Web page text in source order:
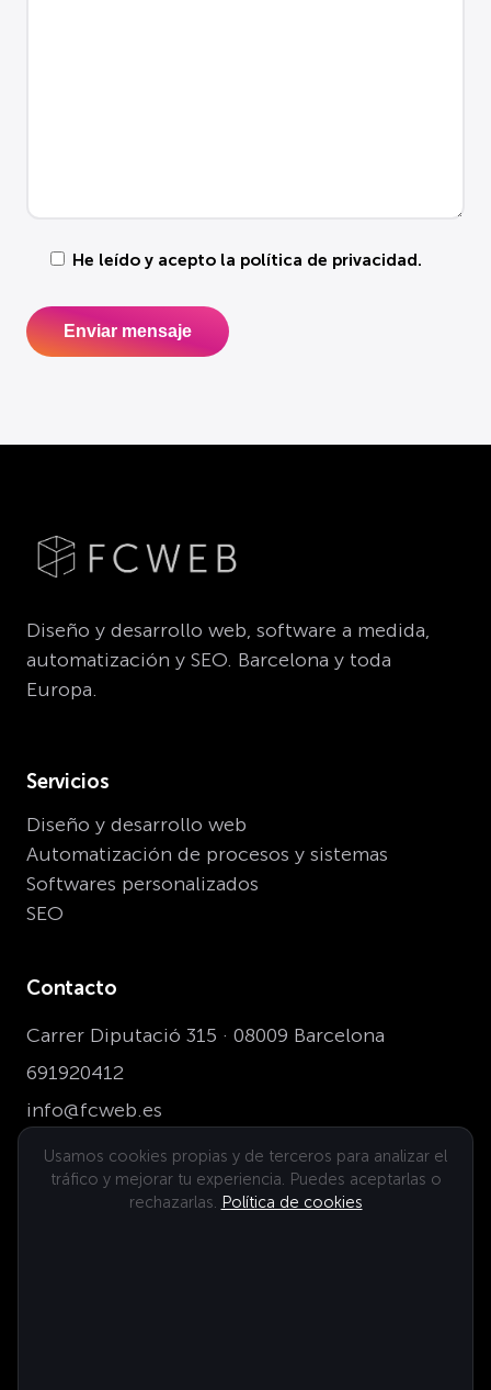
He leído y acepto la política de privacidad.
Diseño y desarrollo web, software a medida,
automatización y SEO. Barcelona y toda
Europa.
Servicios
Diseño y desarrollo web
Automatización de procesos y sistemas
Softwares personalizados
SEO
Contacto
Carrer Diputació 315 · 08009 Barcelona
691920412
info@fcweb.es
Dónde estamos
Usamos cookies propias y de terceros para analizar el
tráfico y mejorar tu experiencia. Puedes aceptarlas o
rechazarlas. Política de cookies